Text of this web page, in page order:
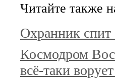
Читайте также
Охранник спит
Космодром
всё-таки